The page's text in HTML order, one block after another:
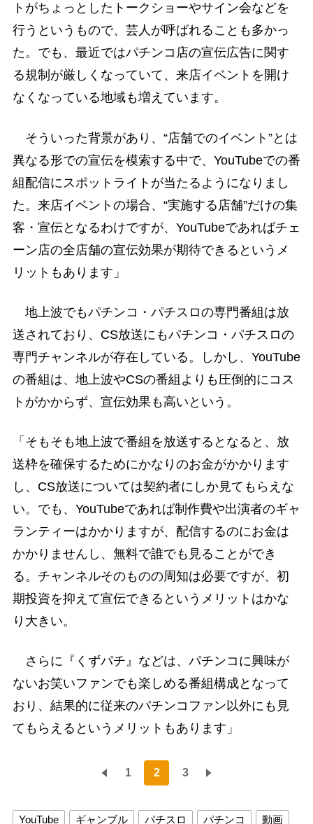
トがちょっとしたトークショーやサイン会などを
行うというもので、芸人が呼ばれることも多かっ
た。でも、最近ではパチンコ店の宣伝広告に関す
る規制が厳しくなっていて、来店イベントを開け
なくなっている地域も増えています。
そういった背景があり、“店舗でのイベント”とは
異なる形での宣伝を模索する中で、YouTubeでの番
組配信にスポットライトが当たるようになりまし
た。来店イベントの場合、“実施する店舗”だけの集
客・宣伝となるわけですが、YouTubeであればチェ
ーン店の全店舗の宣伝効果が期待できるというメ
リットもあります」
地上波でもパチンコ・パチスロの専門番組は放
送されており、CS放送にもパチンコ・パチスロの
専門チャンネルが存在している。しかし、YouTube
の番組は、地上波やCSの番組よりも圧倒的にコス
トがかからず、宣伝効果も高いという。
「そもそも地上波で番組を放送するとなると、放
送枠を確保するためにかなりのお金がかかります
し、CS放送については契約者にしか見てもらえな
い。でも、YouTubeであれば制作費や出演者のギャ
ランティーはかかりますが、配信するのにお金は
かかりませんし、無料で誰でも見ることができ
る。チャンネルそのものの周知は必要ですが、初
期投資を抑えて宣伝できるというメリットはかな
り大きい。
さらに『くずパチ』などは、パチンコに興味が
ないお笑いファンでも楽しめる番組構成となって
おり、結果的に従来のパチンコファン以外にも見
てもらえるというメリットもあります」
1 2 3
YouTube ギャンブル パチスロ パチンコ 動画